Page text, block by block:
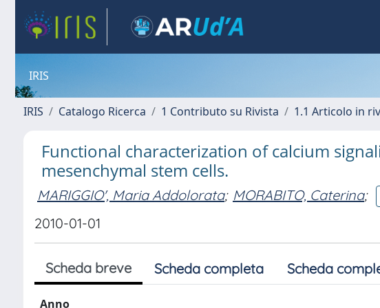
IRIS
IRIS Catalogo Ricerca 1 Contributo su Rivista 1.1 Articolo in
Functional characterization of calcium
mesenchymal stem cells.
MARIGGIO', Maria Addolorata; MORABITO, Caterina;
2010-01-01
Scheda breve Scheda completa Scheda
Anno